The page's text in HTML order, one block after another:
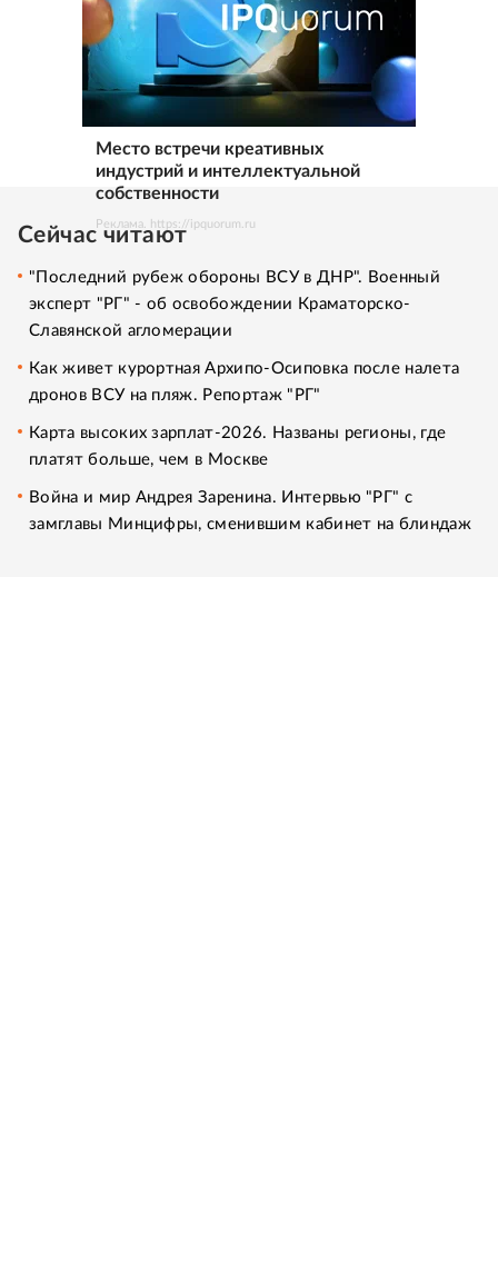
Место встречи креативных
индустрий и интеллектуальной
собственности
Реклама. https://ipquorum.ru
Сейчас читают
"Последний рубеж обороны ВСУ в ДНР". Военный
эксперт "РГ" - об освобождении Краматорско-
Славянской агломерации
Как живет курортная Архипо-Осиповка после налета
дронов ВСУ на пляж. Репортаж "РГ"
Карта высоких зарплат-2026. Названы регионы, где
платят больше, чем в Москве
Война и мир Андрея Заренина. Интервью "РГ" с
замглавы Минцифры, сменившим кабинет на блиндаж